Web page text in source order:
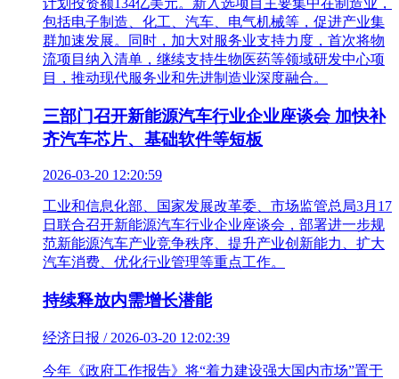
包括电子制造、化工、汽车、电气机械等，促进产业集
群加速发展。同时，加大对服务业支持力度，首次将物
流项目纳入清单，继续支持生物医药等领域研发中心项
目，推动现代服务业和先进制造业深度融合。
三部门召开新能源汽车行业企业座谈会 加快补
齐汽车芯片、基础软件等短板
2026-03-20 12:20:59
工业和信息化部、国家发展改革委、市场监管总局3月17
日联合召开新能源汽车行业企业座谈会，部署进一步规
范新能源汽车产业竞争秩序、提升产业创新能力、扩大
汽车消费、优化行业管理等重点工作。
持续释放内需增长潜能
经济日报 / 2026-03-20 12:02:39
今年《政府工作报告》将“着力建设强大国内市场”置于